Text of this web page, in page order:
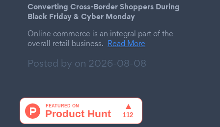
Converting Cross-Border Shoppers During
Black Friday & Cyber Monday
Online commerce is an integral part of the
overall retail business. Read More
Posted by on 2026-08-08